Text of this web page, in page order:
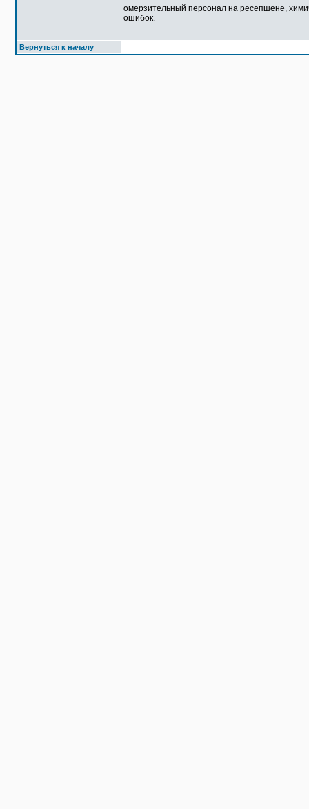
омерзительный персонал на ресепшене,
ошибок.
Вернуться к началу